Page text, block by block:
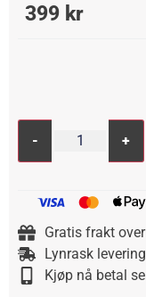
399 kr
- +
Gratis frakt
Lynrask levering
Kjøp nå betal